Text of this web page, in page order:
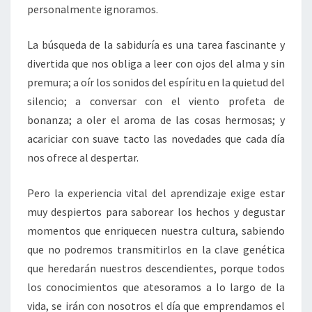
personalmente ignoramos.
La búsqueda de la sabiduría es una tarea fascinante y
divertida que nos obliga a leer con ojos del alma y sin
premura; a oír los sonidos del espíritu en la quietud del
silencio; a conversar con el viento profeta de
bonanza; a oler el aroma de las cosas hermosas; y
acariciar con suave tacto las novedades que cada día
nos ofrece al despertar.
Pero la experiencia vital del aprendizaje exige estar
muy despiertos para saborear los hechos y degustar
momentos que enriquecen nuestra cultura, sabiendo
que no podremos transmitirlos en la clave genética
que heredarán nuestros descendientes, porque todos
los conocimientos que atesoramos a lo largo de la
vida, se irán con nosotros el día que emprendamos el